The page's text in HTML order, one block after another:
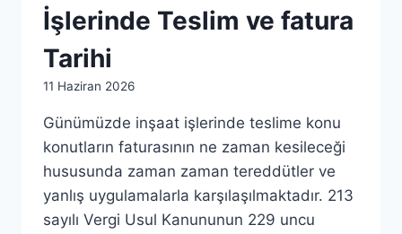
İşlerinde Teslim ve fatura
Tarihi
By
11 Haziran 2026
Günümüzde inşaat işlerinde teslime konu
konutların faturasının ne zaman kesileceği
hususunda zaman zaman tereddütler ve
yanlış uygulamalarla karşılaşılmaktadır. 213
sayılı Vergi Usul Kanununun 229 uncu